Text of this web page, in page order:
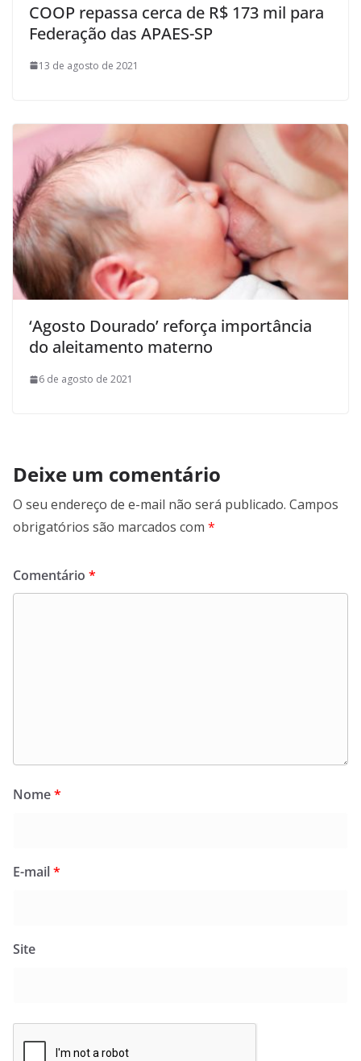
COOP repassa cerca de R$ 173 mil para
Federação das APAES-SP
13 de agosto de 2021
‘Agosto Dourado’ reforça importância
do aleitamento materno
6 de agosto de 2021
Deixe um comentário
O seu endereço de e-mail não será publicado. Campos
obrigatórios são marcados com *
Comentário *
Nome*
E-mail*
Site